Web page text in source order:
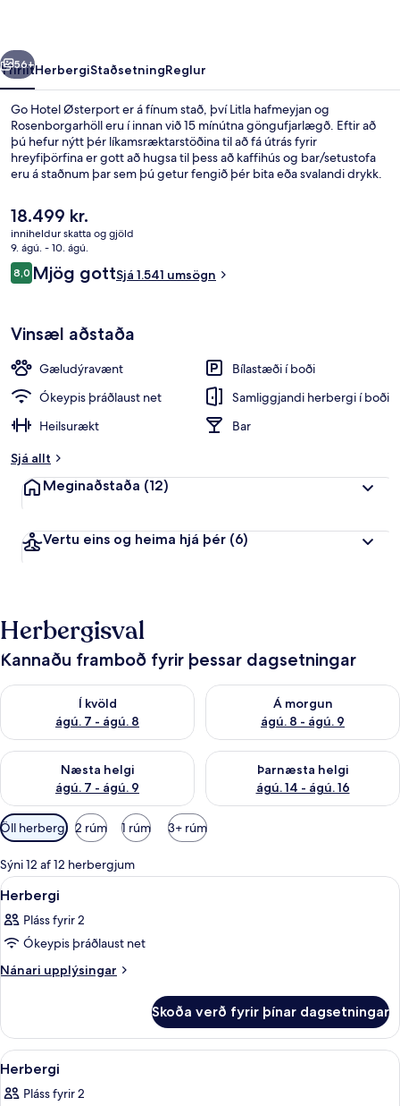
Næsta
56+
YfirlitHerbergiStaðsetningReglur
Go Hotel Østerport er á fínum stað, því Litla hafmeyjan og
Rosenborgarhöll eru í innan við 15 mínútna göngufjarlægð. Eftir að
þú hefur nýtt þér líkamsræktarstöðina til að fá útrás fyrir
hreyfiþörfina er gott að hugsa til þess að kaffihús og bar/setustofa
eru á staðnum þar sem þú getur fengið þér bita eða svalandi drykk.
akstursfjarlægð. Aðrir ferðamenn eru sérstaklega ánægðir með
hversu stutt er í almenningssamgöngur: Østerport lestarstöðin er í 3
mínútna göngufjarlægð og Marmorkirken-lestarstöðin er í 11
mínútna göngufjarlægð.
Núverandi
verð
er
18.499 kr.
18.499 kr.
inniheldur skatta og gjöld
9. ágú. - 10. ágú.
Umsagnir
8,08,0 af 10
Mjög gottSjá 1.541 umsögn
Vinsæl aðstaða
Gæludýravænt
Bílastæði í boði
Ókeypis þráðlaust net
Samliggjandi herbergi í boði
Heilsurækt
Bar
Sjá allt
Meginaðstaða (12)
Vertu eins og heima hjá þér (6)
Herbergisval
Kannaðu framboð fyrir þessar dagsetningar
Í kvöld
ágú. 7 - ágú. 8
Athuga framboð í kvöld ágú. 7 - ágú. 8
Á morgun
ágú. 8 - ágú. 9
Athuga framboð á morgun
Næsta helgi
ágú. 7 - ágú. 9
Athuga framboð næstu helgi ágú. 7 - ágú. 9
Þarnæsta helgi
ágú. 14 - ágú. 16
Athuga framboð þarnæstu
Síur
í
boði
fyrir
herbergi
Öll herbergi 2 rúm 1 rúm 3+ rúm
Sýni 12 af 12 herbergjum
Skoða
allar
myndir
fyrir
Herbergi
Dúnsængur, skrifborð,
10
Herbergi
Pláss fyrir 2
Ókeypis þráðlaust net
Nánari upplýsingar
Nánari
Skoða verð fyrir þínar dagsetningar
Skoða
allar
myndir
Dúnsængur, skrifborð,
4
Herbergi
Pláss fyrir 2